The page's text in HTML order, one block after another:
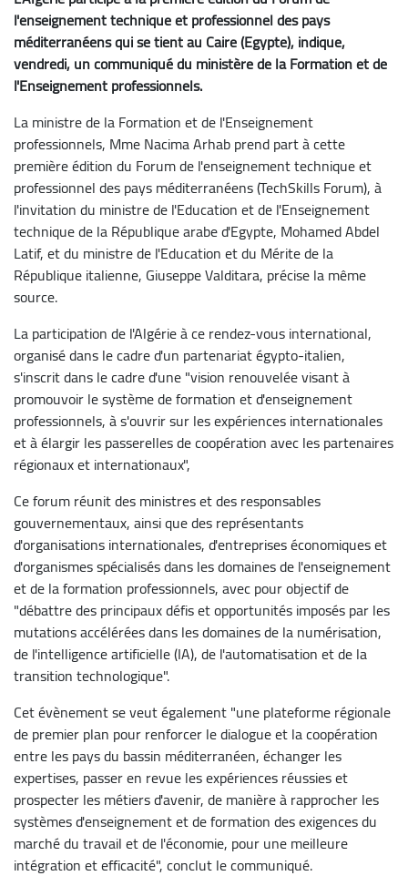
l'enseignement technique et professionnel des pays
méditerranéens qui se tient au Caire (Egypte), indique,
vendredi, un communiqué du ministère de la Formation et de
l'Enseignement professionnels.
La ministre de la Formation et de l'Enseignement
professionnels, Mme Nacima Arhab prend part à cette
première édition du Forum de l'enseignement technique et
professionnel des pays méditerranéens (TechSkills Forum), à
l'invitation du ministre de l'Education et de l'Enseignement
technique de la République arabe d'Egypte, Mohamed Abdel
Latif, et du ministre de l'Education et du Mérite de la
République italienne, Giuseppe Valditara, précise la même
source.
La participation de l'Algérie à ce rendez-vous international,
organisé dans le cadre d'un partenariat égypto-italien,
s'inscrit dans le cadre d'une "vision renouvelée visant à
promouvoir le système de formation et d'enseignement
professionnels, à s'ouvrir sur les expériences internationales
et à élargir les passerelles de coopération avec les partenaires
régionaux et internationaux",
Ce forum réunit des ministres et des responsables
gouvernementaux, ainsi que des représentants
d'organisations internationales, d'entreprises économiques et
d'organismes spécialisés dans les domaines de l'enseignement
et de la formation professionnels, avec pour objectif de
"débattre des principaux défis et opportunités imposés par les
mutations accélérées dans les domaines de la numérisation,
de l'intelligence artificielle (IA), de l'automatisation et de la
transition technologique".
Cet évènement se veut également "une plateforme régionale
de premier plan pour renforcer le dialogue et la coopération
entre les pays du bassin méditerranéen, échanger les
expertises, passer en revue les expériences réussies et
prospecter les métiers d'avenir, de manière à rapprocher les
systèmes d'enseignement et de formation des exigences du
marché du travail et de l'économie, pour une meilleure
intégration et efficacité", conclut le communiqué.